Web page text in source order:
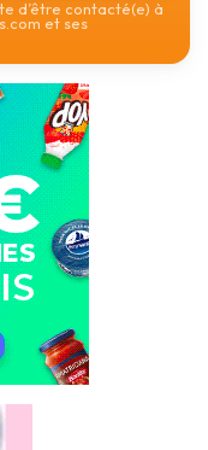
d’être contacté(e) à
et ses